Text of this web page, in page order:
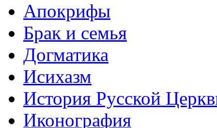
Апокрифы
Брак и семья
Догматика
Исихазм
История Русской
Иконография